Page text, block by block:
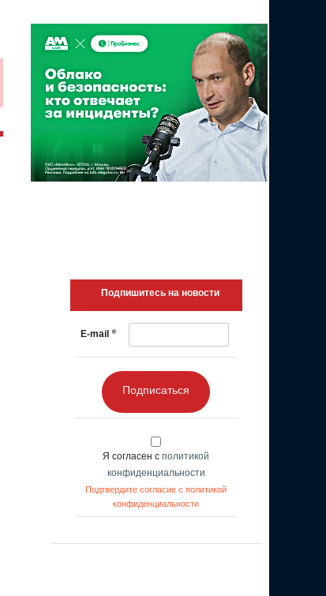
Подпишитесь на новости
E-mail *
Подписаться
Я согласен с политикой
конфиденциальности
Подтвердите согласие с политикой
конфиденциальности